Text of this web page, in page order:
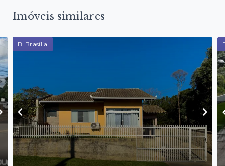
Imóveis similares
B. Brasília